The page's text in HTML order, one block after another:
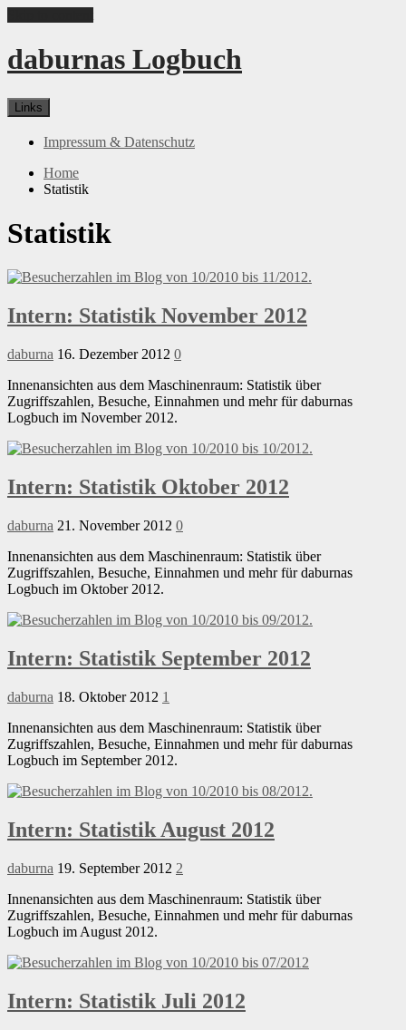
daburnas Logbuch
Links
Impressum & Datenschutz
Home
Statistik
Statistik
Intern: Statistik November 2012
daburna 16. Dezember 2012 0
Innenansichten aus dem Maschinenraum: Statistik über
Zugriffszahlen, Besuche, Einnahmen und mehr für daburnas
Logbuch im November 2012.
Intern: Statistik Oktober 2012
daburna 21. November 2012 0
Innenansichten aus dem Maschinenraum: Statistik über
Zugriffszahlen, Besuche, Einnahmen und mehr für daburnas
Logbuch im Oktober 2012.
Intern: Statistik September 2012
daburna 18. Oktober 2012 1
Innenansichten aus dem Maschinenraum: Statistik über
Zugriffszahlen, Besuche, Einnahmen und mehr für daburnas
Logbuch im September 2012.
Intern: Statistik August 2012
daburna 19. September 2012 2
Innenansichten aus dem Maschinenraum: Statistik über
Zugriffszahlen, Besuche, Einnahmen und mehr für daburnas
Logbuch im August 2012.
Intern: Statistik Juli 2012